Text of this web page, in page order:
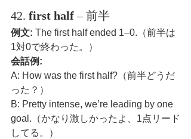
42. first half – 前半
例文: The first half ended 1–0.（前半は
1対0で終わった。）
会話例:
A: How was the first half?（前半どうだ
った？）
B: Pretty intense, we’re leading by one
goal.（かなり激しかったよ、1点リード
してる。）